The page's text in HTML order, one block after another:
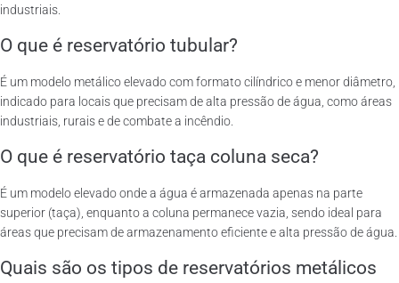
industriais.
O que é reservatório tubular?
É um modelo metálico elevado com formato cilíndrico e menor diâmetro,
indicado para locais que precisam de alta pressão de água, como áreas
industriais, rurais e de combate a incêndio.
O que é reservatório taça coluna seca?
É um modelo elevado onde a água é armazenada apenas na parte
superior (taça), enquanto a coluna permanece vazia, sendo ideal para
áreas que precisam de armazenamento eficiente e alta pressão de água.
Quais são os tipos de reservatórios metálicos